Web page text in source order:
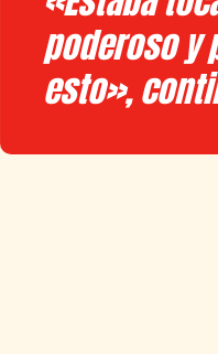
poderoso y
esto»,